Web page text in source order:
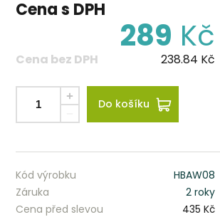
Cena s DPH
289 Kč
Cena bez DPH 238.84 Kč
Do košíku
Kód výrobku
HBAW08
Záruka
2 roky
Cena před slevou
435 Kč